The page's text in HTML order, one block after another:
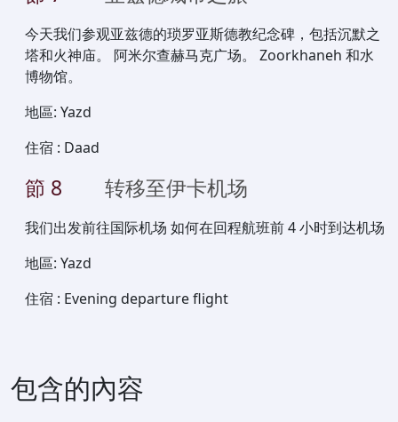
今天我们参观亚兹德的琐罗亚斯德教纪念碑，包括沉默之
塔和火神庙。 阿米尔查赫马克广场。 Zoorkhaneh 和水
博物馆。
地區: Yazd
住宿 : Daad
節 8 转移至伊卡机场
我们出发前往国际机场 如何在回程航班前 4 小时到达机场
地區: Yazd
住宿 : Evening departure flight
包含的內容